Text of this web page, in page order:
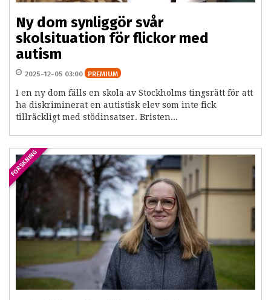
Ny dom synliggör svår
skolsituation för flickor med
autism
2025-12-05 03:00 PREMIUM
I en ny dom fälls en skola av Stockholms tingsrätt för att
ha diskriminerat en autistisk elev som inte fick
tillräckligt med stödinsatser. Bristen...
FORSKNING